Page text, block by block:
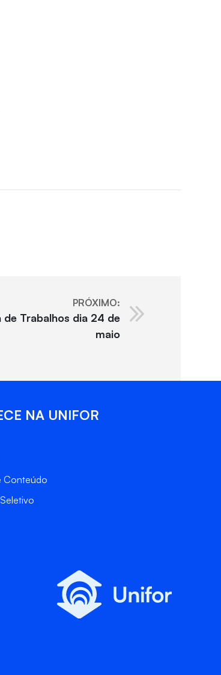
PRÓXIMO:
de Trabalhos dia 24 de
maio
NA UNIFOR
Conteúdo